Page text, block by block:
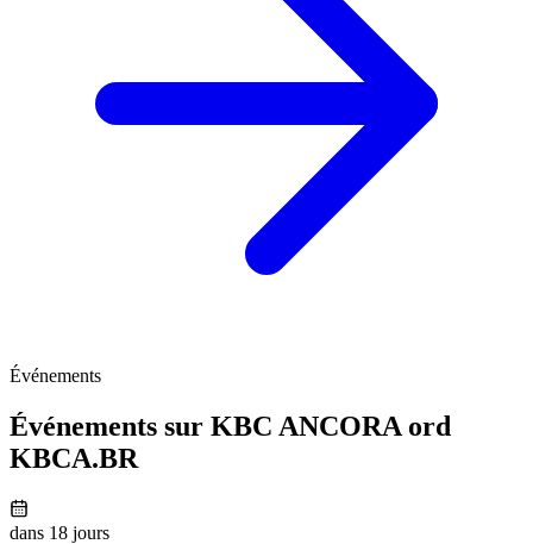
Événements
Événements sur KBC ANCORA ord
KBCA.BR
dans 18 jours